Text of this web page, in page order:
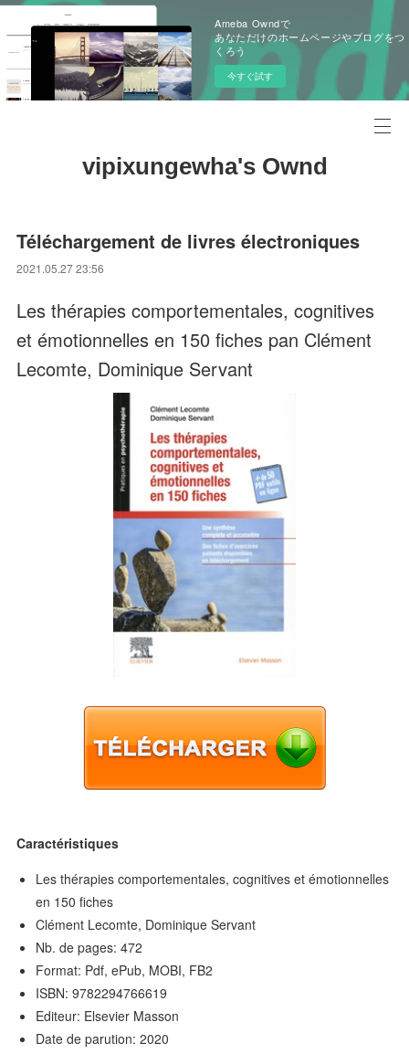
Ameba Owndで
あなただけのホームページやブログをつ
くろう
今すぐ試す
vipixungewha's Ownd
Téléchargement de livres électroniques
2021.05.27 23:56
Les thérapies comportementales, cognitives
et émotionnelles en 150 fiches pan Clément
Lecomte, Dominique Servant
Caractéristiques
Les thérapies comportementales, cognitives et émotionnelles
en 150 fiches
Clément Lecomte, Dominique Servant
Nb. de pages: 472
Format: Pdf, ePub, MOBI, FB2
ISBN: 9782294766619
Editeur: Elsevier Masson
Date de parution: 2020